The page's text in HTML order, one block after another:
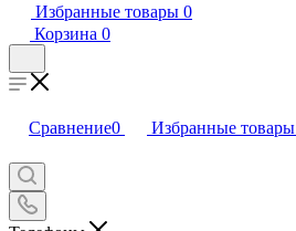
Избранные товары 0
Корзина 0
Сравнение0 Избранные товары